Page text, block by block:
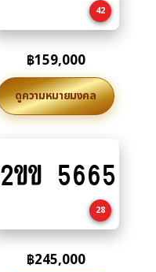
42
฿159,000
ดูความหมายมงคล
to
2ขข 5665
28
฿245,000